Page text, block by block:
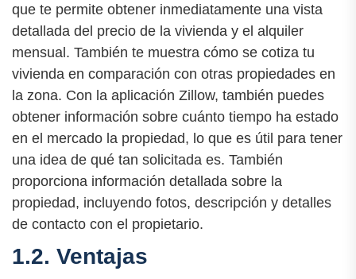
que te permite obtener inmediatamente una vista
detallada del precio de la vivienda y el alquiler
mensual. También te muestra cómo se cotiza tu
vivienda en comparación con otras propiedades en
la zona. Con la aplicación Zillow, también puedes
obtener información sobre cuánto tiempo ha estado
en el mercado la propiedad, lo que es útil para tener
una idea de qué tan solicitada es. También
proporciona información detallada sobre la
propiedad, incluyendo fotos, descripción y detalles
de contacto con el propietario.
1.2. Ventajas